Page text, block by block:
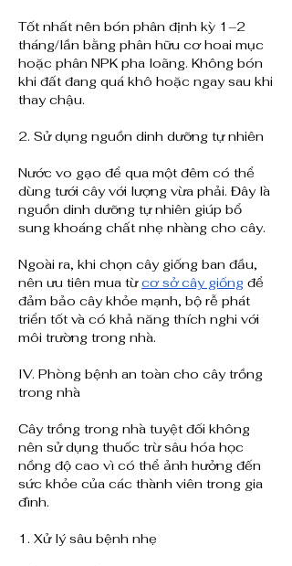
Tốt nhất nên bón phân định kỳ 1–2
tháng/lần bằng phân hữu cơ hoai mục
hoặc phân NPK pha loãng. Không bón
khi đất đang quá khô hoặc ngay sau khi
thay chậu.
2. Sử dụng nguồn dinh dưỡng tự nhiên
Nước vo gạo để qua một đêm có thể
dùng tưới cây với lượng vừa phải. Đây là
nguồn dinh dưỡng tự nhiên giúp bổ
sung khoáng chất nhẹ nhàng cho cây.
Ngoài ra, khi chọn cây giống ban đầu,
nên ưu tiên mua từ cơ sở cây giống để
đảm bảo cây khỏe mạnh, bộ rễ phát
triển tốt và có khả năng thích nghi với
môi trường trong nhà.
IV. Phòng bệnh an toàn cho cây trồng
trong nhà
Cây trồng trong nhà tuyệt đối không
nên sử dụng thuốc trừ sâu hóa học
nồng độ cao vì có thể ảnh hưởng đến
sức khỏe của các thành viên trong gia
đình.
1. Xử lý sâu bệnh nhẹ